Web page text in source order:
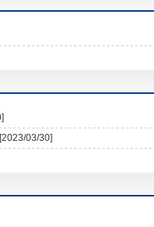
[2023/03/30]